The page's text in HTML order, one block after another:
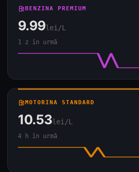
local_gas_stationBENZINA PREMIUM
9.99lei/L
1 z în urmă
local_gas_stationMOTORINA STANDARD
10.53lei/L
4 h în urmă